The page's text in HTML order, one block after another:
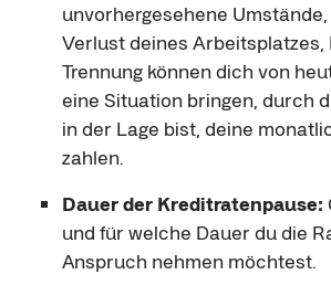
unvorhergesehene
Verlust deines Arbeitsplatzes,
Trennung können dich von
eine Situation bringen, durch
in der Lage bist, deine
zahlen.
Dauer der Kreditratenpause:
und für welche Dauer du die
Anspruch nehmen möchtest.